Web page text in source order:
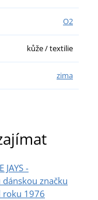
O2
kůže / textilie
zima
JAYS -
značku
roku 1976